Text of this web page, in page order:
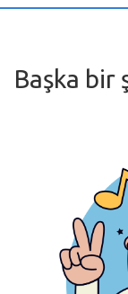
Başka bir